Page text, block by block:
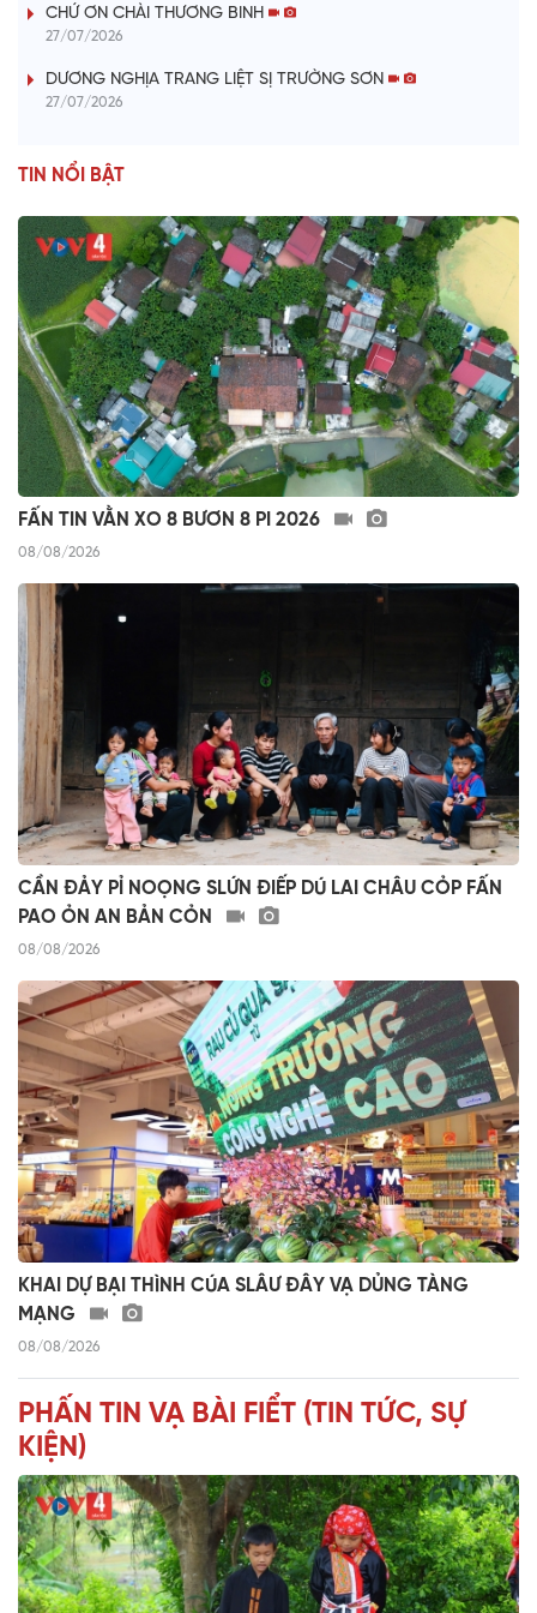
V
i
o
CHỨ ƠN CHÀI THƯƠNG BINH
27/07/2026
DƯƠNG NGHỊA TRANG LIỆT SỊ TRƯỜNG SƠN
27/07/2026
TIN NỔI BẬT
FẤN TIN VẰN XO 8 BƯƠN 8 PI 2026
08/08/2026
CẦN ĐẢY PỈ NOỌNG SLỨN ĐIẾP DÚ LAI CHÂU CỎP FẤN
PAO ỎN AN BẢN CỎN
08/08/2026
KHAI DỰ BẠI THÌNH CÚA SLÂƯ ĐÂY VẠ DỦNG TÀNG
MẠNG
08/08/2026
PHẤN TIN VẠ BÀI FIỂT (TIN TỨC, SỰ
KIỆN)